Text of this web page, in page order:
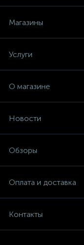
Магазины
Услуги
О магазине
Новости
Обзоры
Оплата и доставка
Контакты